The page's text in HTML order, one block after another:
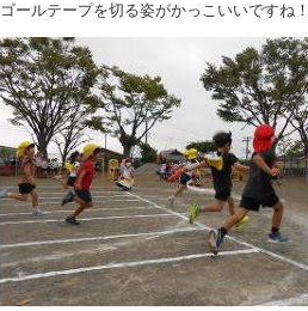
ゴールテープを切る姿がかっこいいですね！